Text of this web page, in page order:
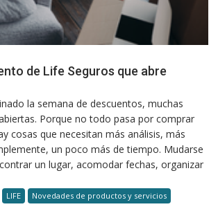
de Life Seguros que abre
la semana de descuentos, muchas
Porque no todo pasa por comprar
cosas que necesitan más análisis, más
un poco más de tiempo. Mudarse
un lugar, acomodar fechas, organizar
LIFE Novedades de productos y servicios